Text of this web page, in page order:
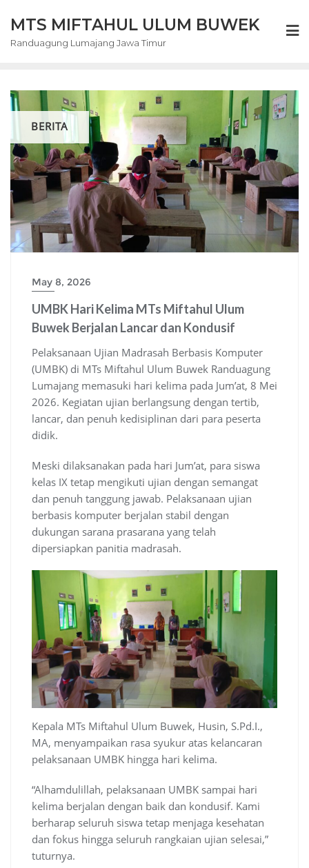
content
MTS MIFTAHUL ULUM BUWEK
Randuagung Lumajang Jawa Timur
BERITA
May 8, 2026
UMBK Hari Kelima MTs Miftahul Ulum
Buwek Berjalan Lancar dan Kondusif
Pelaksanaan Ujian Madrasah Berbasis Komputer
(UMBK) di MTs Miftahul Ulum Buwek Randuagung
Lumajang memasuki hari kelima pada Jum’at, 8 Mei
2026. Kegiatan ujian berlangsung dengan tertib,
lancar, dan penuh kedisiplinan dari para peserta
didik.
Meski dilaksanakan pada hari Jum’at, para siswa
kelas IX tetap mengikuti ujian dengan semangat
dan penuh tanggung jawab. Pelaksanaan ujian
berbasis komputer berjalan stabil dengan
dukungan sarana prasarana yang telah
dipersiapkan panitia madrasah.
Kepala MTs Miftahul Ulum Buwek, Husin, S.Pd.I.,
MA, menyampaikan rasa syukur atas kelancaran
pelaksanaan UMBK hingga hari kelima.
“Alhamdulillah, pelaksanaan UMBK sampai hari
kelima berjalan dengan baik dan kondusif. Kami
berharap seluruh siswa tetap menjaga kesehatan
dan fokus hingga seluruh rangkaian ujian selesai,”
tuturnya.